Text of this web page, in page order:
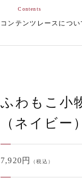
コンテンツ レースについ
ふわもこ小
（ネイビー）
7,920円 （税込）